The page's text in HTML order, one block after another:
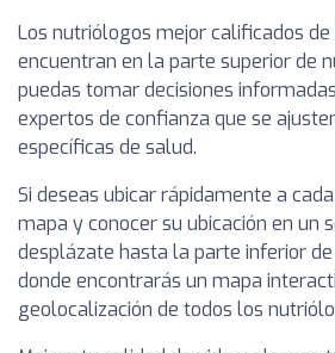
Los nutriólogos mejor calificados de
encuentran en la parte superior de
puedas tomar decisiones
expertos de confianza que se
específicas de salud.
Si deseas ubicar rápidamente a
mapa y conocer su ubicación en un
desplázate hasta la parte inferior
donde encontrarás un mapa
geolocalización de todos los